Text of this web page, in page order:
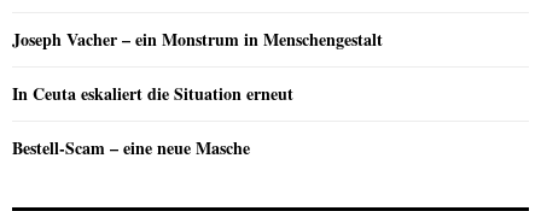
Joseph Vacher – ein Monstrum in Menschengestalt
In Ceuta eskaliert die Situation erneut
Bestell-Scam – eine neue Masche